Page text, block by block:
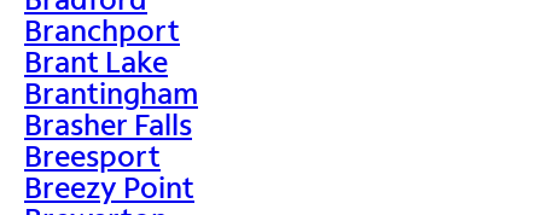
Branchport
Brant Lake
Brantingham
Brasher Falls
Breesport
Breezy Point